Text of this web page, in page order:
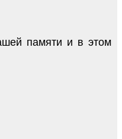
памяти и в этом